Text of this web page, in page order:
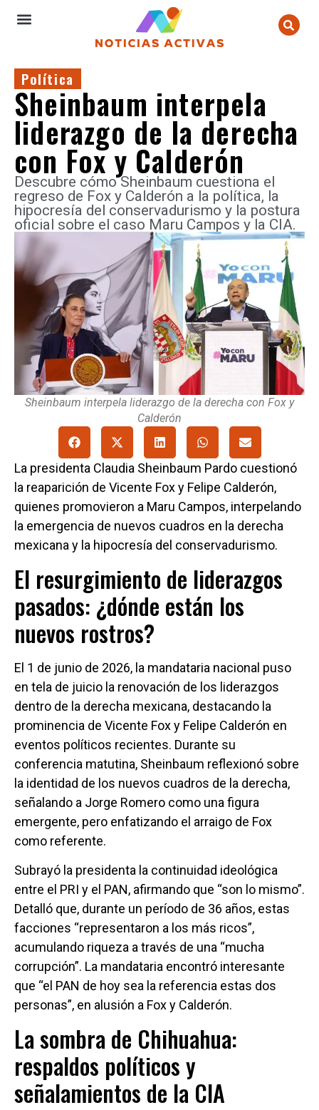
Política
Sheinbaum interpela
liderazgo de la derecha
con Fox y Calderón
Descubre cómo Sheinbaum cuestiona el
regreso de Fox y Calderón a la política, la
hipocresía del conservadurismo y la postura
oficial sobre el caso Maru Campos y la CIA.
Sheinbaum interpela liderazgo de la derecha con Fox y
Calderón
La presidenta Claudia Sheinbaum Pardo cuestionó
la reaparición de Vicente Fox y Felipe Calderón,
quienes promovieron a Maru Campos, interpelando
la emergencia de nuevos cuadros en la derecha
mexicana y la hipocresía del conservadurismo.
El resurgimiento de liderazgos
pasados: ¿dónde están los
nuevos rostros?
El 1 de junio de 2026, la mandataria nacional puso
en tela de juicio la renovación de los liderazgos
dentro de la derecha mexicana, destacando la
prominencia de Vicente Fox y Felipe Calderón en
eventos políticos recientes. Durante su
conferencia matutina, Sheinbaum reflexionó sobre
la identidad de los nuevos cuadros de la derecha,
señalando a Jorge Romero como una figura
emergente, pero enfatizando el arraigo de Fox
como referente.
Subrayó la presidenta la continuidad ideológica
entre el PRI y el PAN, afirmando que “son lo mismo”.
Detalló que, durante un período de 36 años, estas
facciones “representaron a los más ricos”,
acumulando riqueza a través de una “mucha
corrupción”. La mandataria encontró interesante
que “el PAN de hoy sea la referencia estas dos
personas”, en alusión a Fox y Calderón.
La sombra de Chihuahua:
respaldos políticos y
señalamientos de la CIA